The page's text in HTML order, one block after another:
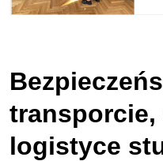
logistyce